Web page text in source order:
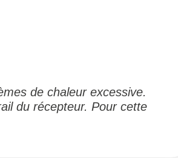
de chaleur excessive.
du récepteur. Pour cette